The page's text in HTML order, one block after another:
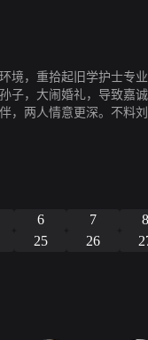
境，重拾起旧学护士专
子，大闹婚礼，导致嘉
，两人情意更深。不料
6 7
25 26